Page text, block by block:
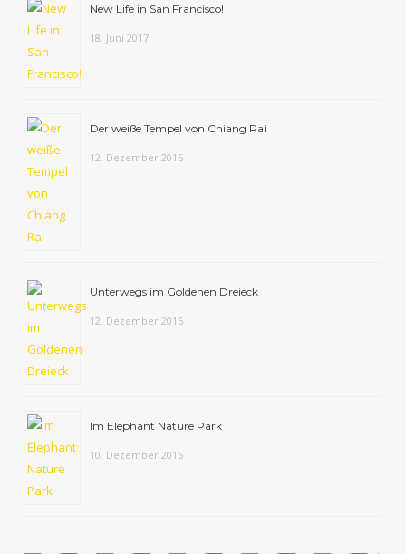
New Life in San Francisco!
18. Juni 2017
Der weiße Tempel von Chiang Rai
12. Dezember 2016
Unterwegs im Goldenen Dreieck
12. Dezember 2016
Im Elephant Nature Park
10. Dezember 2016